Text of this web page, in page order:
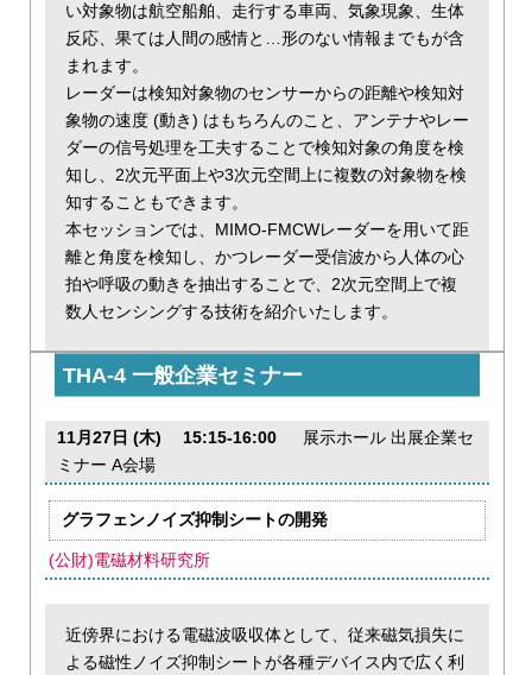
い対象物は航空船舶、走行する車両、気象現象、生体
反応、果ては人間の感情と…形のない情報までもが含
まれます。
レーダーは検知対象物のセンサーからの距離や検知対
象物の速度 (動き) はもちろんのこと、アンテナやレー
ダーの信号処理を工夫することで検知対象の角度を検
知し、2次元平面上や3次元空間上に複数の対象物を検
知することもできます。
本セッションでは、MIMO-FMCWレーダーを用いて距
離と角度を検知し、かつレーダー受信波から人体の心
拍や呼吸の動きを抽出することで、2次元空間上で複
数人センシングする技術を紹介いたします。
THA-4 一般企業セミナー
11月27日 (木) 15:15-16:00 展示ホール 出展企業セ
ミナー A会場
グラフェンノイズ抑制シートの開発
(公財)電磁材料研究所
近傍界における電磁波吸収体として、従来磁気損失に
よる磁性ノイズ抑制シートが各種デバイス内で広く利